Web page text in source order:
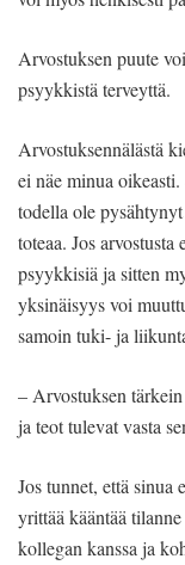
Arvostuksen puute
psyykkistä terveyttä.
Arvostuksennälästä
ei näe minua
todella ole
toteaa. Jos
psyykkisiä ja sitten
yksinäisyys voi
samoin tuki- ja
– Arvostuksen
ja teot tulevat vasta
Jos tunnet, että sinua
yrittää kääntää
kollegan kanssa ja